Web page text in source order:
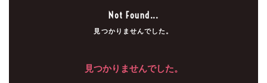
Not Found...
見つかりませんでした。
見つかりませんでした。